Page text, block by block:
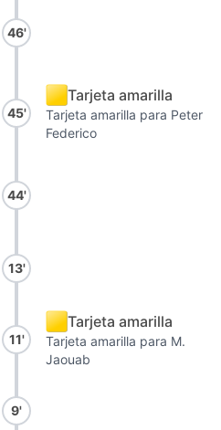
46'
45'
Tarjeta amarilla
Tarjeta amarilla para Peter
Federico
44'
13'
11'
Tarjeta amarilla
Tarjeta amarilla para M.
Jaouab
9'